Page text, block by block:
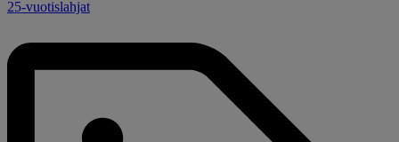
25-vuotislahjat